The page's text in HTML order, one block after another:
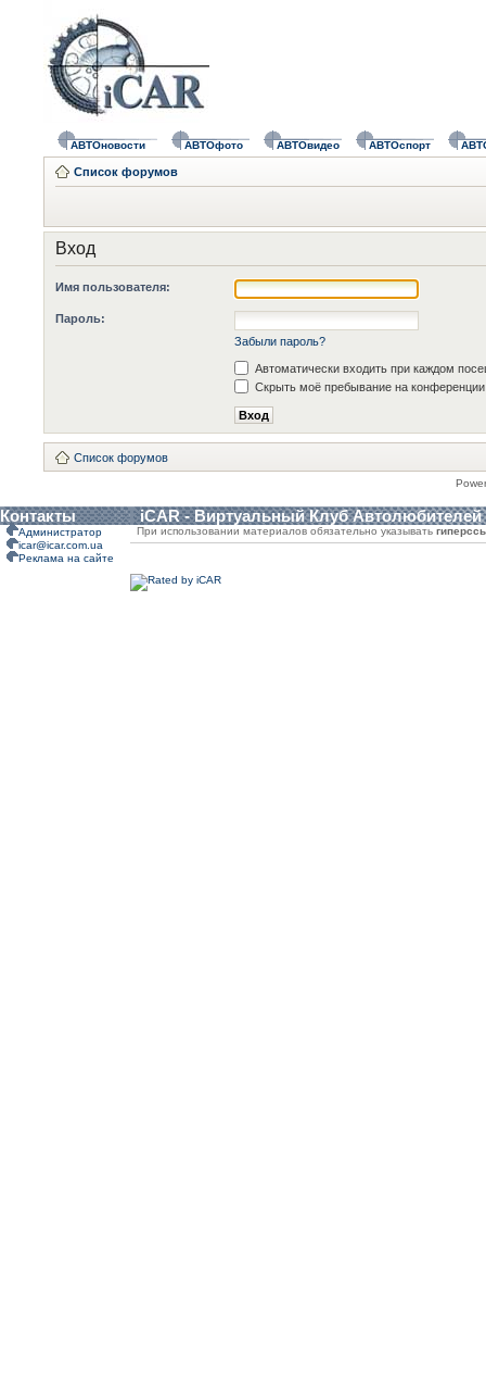
АВТОновости АВТОфото АВТОвидео АВТОспорт
Список форумов
Вход
Имя пользователя:
Пароль:
Забыли пароль?
Автоматически входить при каждом
Скрыть моё пребывание на конференции
Список форумов
Контакты iCAR - Виртуальный Клуб Автолюбителей
Администратор
icar@icar.com.ua
Реклама на сайте
При использовании материалов обязательно указывать